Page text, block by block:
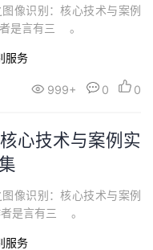
像识别：核心技术与案例
是言有三 。
服务
999+ 0 0
心技术与案例实
集
像识别：核心技术与案例
是言有三 。
服务